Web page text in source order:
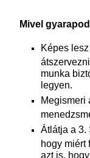
Mivel
Képes
munka
legyen.
Megismeri
Átlátja a 3.
hogy miért
azt is,